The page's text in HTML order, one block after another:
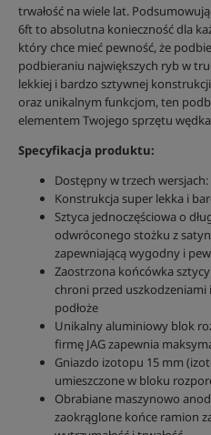
trwałość na wiele lat.
6ft to absolutna konieczność dla
który chce mieć pewność, że
podbieraniu największych ryb w
lekkiej i bardzo sztywnej
oraz unikalnym funkcjom, ten
elementem Twojego sprzętu
Specyfikacja produktu:
Dostępny w trzech wersjach:
Konstrukcja super lekka i
Sztyca jednoczęściowa o
odwróconego stożku z
zapewniającą wygodny i
Zaostrzona końcówka
chroni przed
podłoże
Unikalny aluminiowy blok
firmę JAG zapewnia
Gniazdo izotopu 15 mm
umieszczone w bloku
Obrabiane maszynowo
zaokrąglone końce ramion